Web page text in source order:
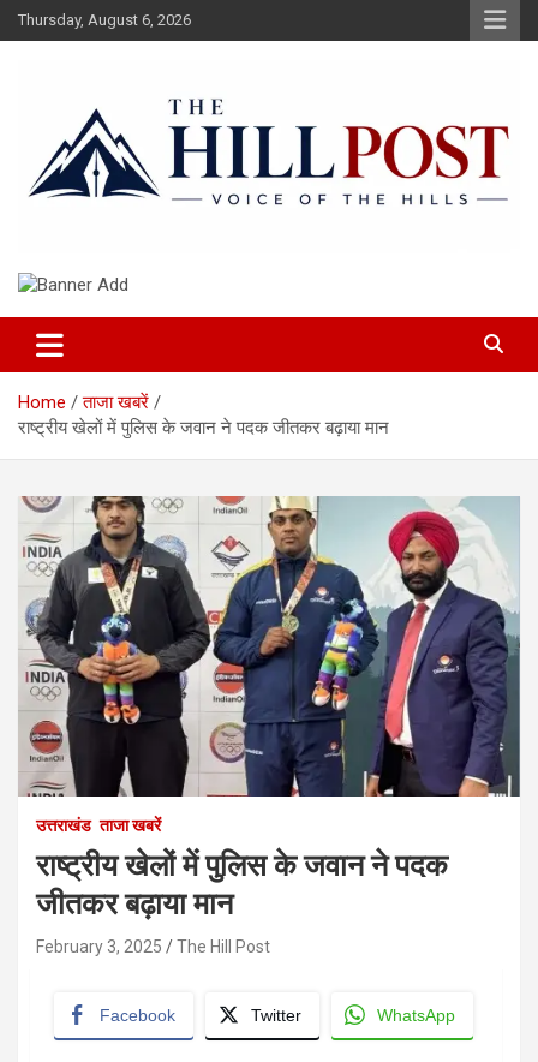
Skip
to
Thursday, August 6, 2026
The Hillpost
Home
ताजा खबरें
राष्ट्रीय खेलों में पुलिस के जवान ने पदक जीतकर बढ़ाया मान
उत्तराखंड ताजा खबरें
राष्ट्रीय खेलों में पुलिस के जवान ने पदक
जीतकर बढ़ाया मान
February 3, 2025 The Hill Post
Facebook Twitter WhatsApp